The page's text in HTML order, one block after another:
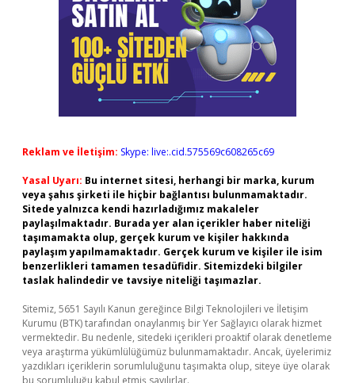
Reklam ve İletişim: Skype: live:.cid.575569c608265c69
Yasal Uyarı: Bu internet sitesi, herhangi bir marka, kurum
veya şahıs şirketi ile hiçbir bağlantısı bulunmamaktadır.
Sitede yalnızca kendi hazırladığımız makaleler
paylaşılmaktadır. Burada yer alan içerikler haber niteliği
taşımamakta olup, gerçek kurum ve kişiler hakkında
paylaşım yapılmamaktadır. Gerçek kurum ve kişiler ile isim
benzerlikleri tamamen tesadüfidir. Sitemizdeki bilgiler
taslak halindedir ve tavsiye niteliği taşımazlar.
Sitemiz, 5651 Sayılı Kanun gereğince Bilgi Teknolojileri ve İletişim
Kurumu (BTK) tarafından onaylanmış bir Yer Sağlayıcı olarak hizmet
vermektedir. Bu nedenle, sitedeki içerikleri proaktif olarak denetleme
veya araştırma yükümlülüğümüz bulunmamaktadır. Ancak, üyelerimiz
yazdıkları içeriklerin sorumluluğunu taşımakta olup, siteye üye olarak
bu sorumluluğu kabul etmiş sayılırlar.